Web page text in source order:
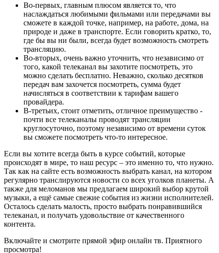
Во-первых, главным плюсом является то, что
наслаждаться любимыми фильмами или передачами вы
сможете в каждой точке, например, на работе, дома, на
природе и даже в транспорте. Если говорить кратко, то,
где бы вы ни были, всегда будет возможность смотреть
трансляцию.
Во-вторых, очень важно уточнить, что независимо от
того, какой телеканал вы захотите посмотреть, это
можно сделать бесплатно. Неважно, сколько десятков
передач вам захочется посмотреть, сумма будет
начисляться в соответствии к тарифам вашего
провайдера.
В-третьих, стоит отметить, отличное преимущество -
почти все телеканалы проводят трансляции
круглосуточно, поэтому независимо от времени суток
вы сможете посмотреть что-то интересное.
Если вы хотите всегда быть в курсе событий, которые
происходят в мире, то наш ресурс – это именно то, что нужно.
Так как на сайте есть возможность выбрать канал, на котором
регулярно транслируются новости со всех уголков планеты. А
также для меломанов мы предлагаем широкий выбор крутой
музыки, а ещё самые свежие события из жизни исполнителей.
Осталось сделать малость, просто выбрать понравившийся
телеканал, и получать удовольствие от качественного
контента.
Включайте и смотрите прямой эфир онлайн тв. Приятного
просмотра!